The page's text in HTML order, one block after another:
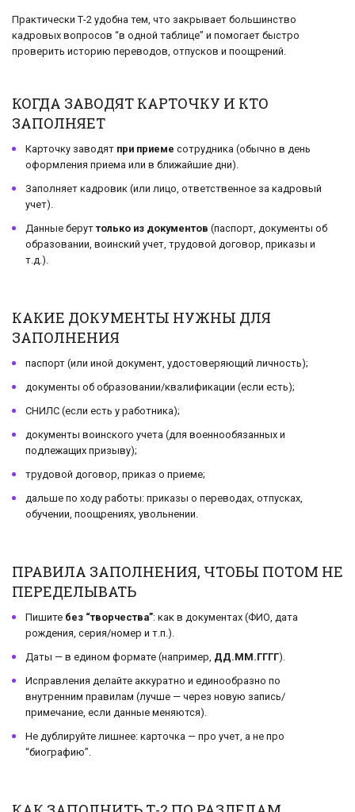
Практически Т-2 удобна тем, что закрывает большинство
кадровых вопросов “в одной таблице” и помогает быстро
проверить историю переводов, отпусков и поощрений.
КОГДА ЗАВОДЯТ КАРТОЧКУ И КТО
ЗАПОЛНЯЕТ
Карточку заводят при приеме сотрудника (обычно в день
оформления приема или в ближайшие дни).
Заполняет кадровик (или лицо, ответственное за кадровый
учет).
Данные беруттолько из документов (паспорт, документы об
образовании, воинский учет, трудовой договор, приказы и
т.д.).
КАКИЕ ДОКУМЕНТЫ НУЖНЫ ДЛЯ
ЗАПОЛНЕНИЯ
паспорт (или иной документ, удостоверяющий личность);
документы об образовании/квалификации (если есть);
СНИЛС (если есть у работника);
документы воинского учета (для военнообязанных и
подлежащих призыву);
трудовой договор, приказ о приеме;
дальше по ходу работы: приказы о переводах, отпусках,
обучении, поощрениях, увольнении.
ПРАВИЛА ЗАПОЛНЕНИЯ, ЧТОБЫ ПОТОМ НЕ
ПЕРЕДЕЛЫВАТЬ
Пишите без “творчества”: как в документах (ФИО, дата
рождения, серия/номер и т.п.).
Даты — в едином формате (например, ДД.ММ.ГГГГ).
Исправления делайте аккуратно и единообразно по
внутренним правилам (лучше — через новую запись/
примечание, если данные меняются).
Не дублируйте лишнее: карточка — про учет, а не про
“биографию”.